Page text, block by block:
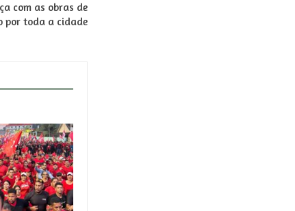
com as obras de
por toda a cidade